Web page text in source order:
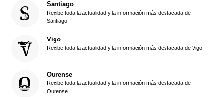
Santiago
Recibe toda la actualidad y la información más destacada de
Santiago
Vigo
Recibe toda la actualidad y la información más destacada de Vigo
Ourense
Recibe toda la actualidad y la información más destacada de
Ourense